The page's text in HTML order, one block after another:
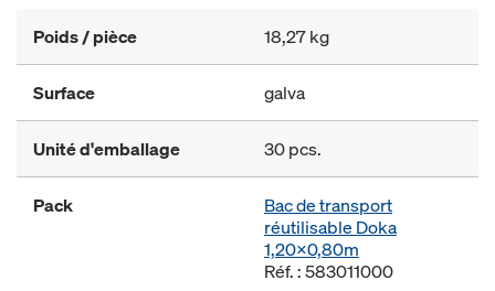
Poids / pièce 18,27 kg
Surface galva
Unité d'emballage 30 pcs.
Pack
Bac de transport
réutilisable Doka
1,20x0,80m
Réf. : 583011000